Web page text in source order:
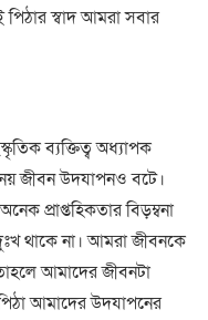
পিঠারস্বাদআমরাসবার
ব্যক্তিত্বঅধ্যাপক
জীবনউদযাপনও বটে।
অনেকপ্রাপ্তহিকতারবিড়ম্বনা
থাকেনা। আমরাজীবনকে
আমাদেরজীবনটা
আমাদেরউদযাপনের